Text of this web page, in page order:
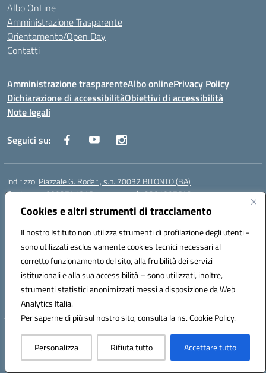
Cookies e altri strumenti di tracciamento
Il nostro Istituto non utilizza strumenti di profilazione degli utenti -
sono utilizzati esclusivamente cookies tecnici necessari al
corretto funzionamento del sito, alla fruibilità dei servizi
istituzionali e alla sua accessibilità – sono utilizzati, inoltre,
strumenti statistici anonimizzati messi a disposizione da Web
Analytics Italia.
Per saperne di più sul nostro sito, consulta la ns. Cookie Policy.
Personalizza Rifiuta tutto Accettare tutto
Albo OnLine
Amministrazione Trasparente
Orientamento/Open Day
Contatti
Amministrazione trasparenteAlbo onlinePrivacy Policy
Dichiarazione di accessibilitàObiettivi di accessibilità
Note legali
Seguici su:
Indirizzo: Piazzale G. Rodari, s.n. 70032 BITONTO (BA)
Centralino:0803741816 - corso serale 3381807642
Email: BATD220004@istruzione.it
Posta elettronica certificata (PEC):batd220004@pec.istruzione.it
Codice meccanografico:BATD220004
Codice Indice delle Pubbliche Amministrazioni (IPA): itcvg
Codice unico di fatturazione (CUF): UFIJVU
la scuola è raggiungibile anche al numero: ☎️ 3520316918
Hosting & Powered by 3D Solution S.r.l.
Concept & Design by Designers Italia